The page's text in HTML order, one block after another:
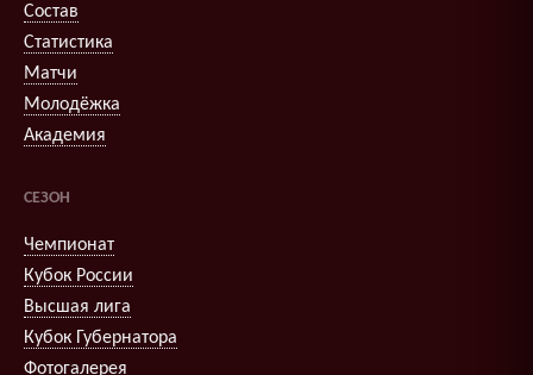
Состав
Статистика
Матчи
Молодёжка
Академия
СЕЗОН
Чемпионат
Кубок России
Высшая лига
Кубок Губернатора
Фотогалерея